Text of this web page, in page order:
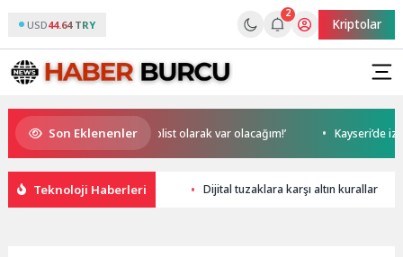
USD44.64 TRY
2
Kriptolar
Son Eklenenler
‘Son assolist olarak var olacağım!’ Kayseri’de izdiham
Teknoloji Haberleri Dijital tuzaklara karşı altın kurallar